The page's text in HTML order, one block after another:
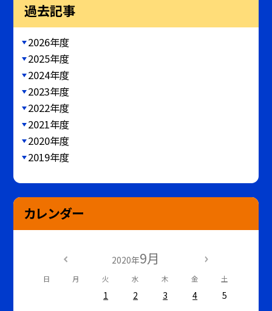
過去記事
2026年度
2025年度
2024年度
2023年度
2022年度
2021年度
2020年度
2019年度
カレンダー
2020年9月
日 月 火 水 木 金 土
1 2 3 4
5